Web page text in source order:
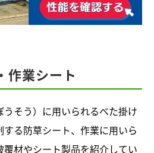
作業シート
そう）に用いられるべた掛け
る防草シート、作業に用いら
材やシート製品を紹介してい